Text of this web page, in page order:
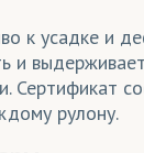
к усадке и
и
Сертификат
рулону.